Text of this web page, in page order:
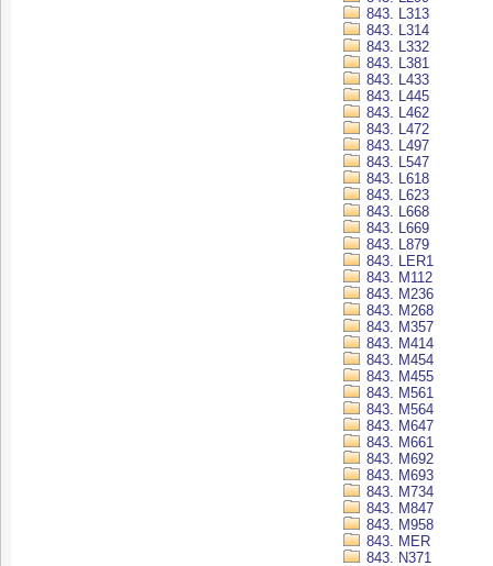
843. L313
843. L314
843. L332
843. L381
843. L433
843. L445
843. L462
843. L472
843. L497
843. L547
843. L618
843. L623
843. L668
843. L669
843. L879
843. LER1
843. M112
843. M236
843. M268
843. M357
843. M414
843. M454
843. M455
843. M561
843. M564
843. M647
843. M661
843. M692
843. M693
843. M734
843. M847
843. M958
843. MER
843. N371